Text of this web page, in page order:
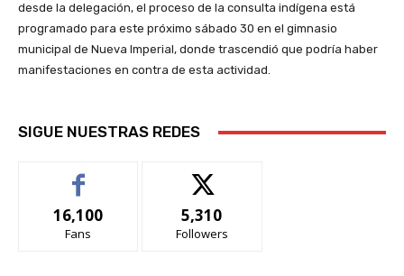
desde la delegación, el proceso de la consulta indígena está
programado para este próximo sábado 30 en el gimnasio
municipal de Nueva Imperial, donde trascendió que podría haber
manifestaciones en contra de esta actividad.
SIGUE NUESTRAS REDES
16,100
Fans
5,310
Followers